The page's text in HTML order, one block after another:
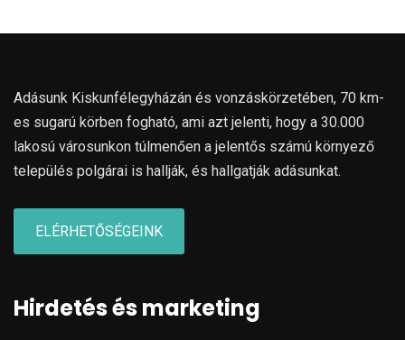
Adásunk Kiskunfélegyházán és vonzáskörzetében, 70 km-
es sugarú körben fogható, ami azt jelenti, hogy a 30.000
lakosú városunkon túlmenően a jelentős számú környező
település polgárai is hallják, és hallgatják adásunkat.
ELÉRHETŐSÉGEINK
Hirdetés és marketing